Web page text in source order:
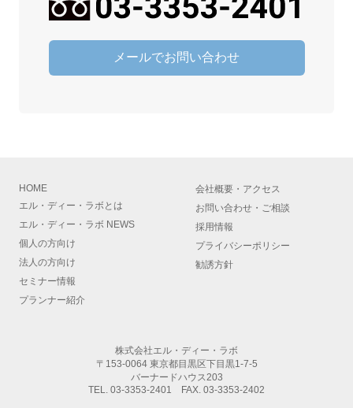
メールでお問い合わせ
HOME
エル・ディー・ラボとは
エル・ディー・ラボ NEWS
個人の方向け
法人の方向け
セミナー情報
プランナー紹介
会社概要 ・ アクセス
お問い合わせ・ご相談
採用情報
プライバシーポリシー
勧誘方針
株式会社エル・ディー・ラボ
〒153-0064 東京都目黒区下目黒1-7-5
バーナードハウス203
TEL. 03-3353-2401 FAX. 03-3353-2402